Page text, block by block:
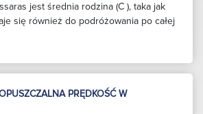
jest średnia rodzina (C ), taka jak
się również do podróżowania po całej
PRĘDKOŚĆ W